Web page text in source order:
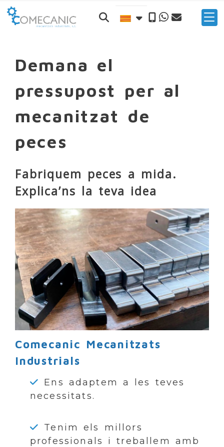
Demana el
pressupost per al
mecanitzat de
peces
Fabriquem peces a mida.
Explica’ns la teva idea
Comecanic Mecanitzats
Industrials
Ens adaptem a les teves
necessitats.
Tenim els millors
professionals i treballem amb